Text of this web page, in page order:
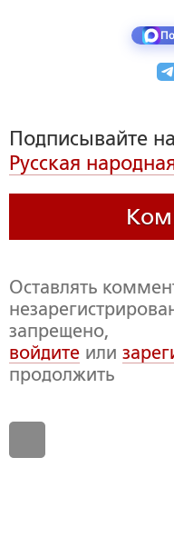
Подписывайте
Русская
Оставлять
запрещено,
войдите или
продолжить